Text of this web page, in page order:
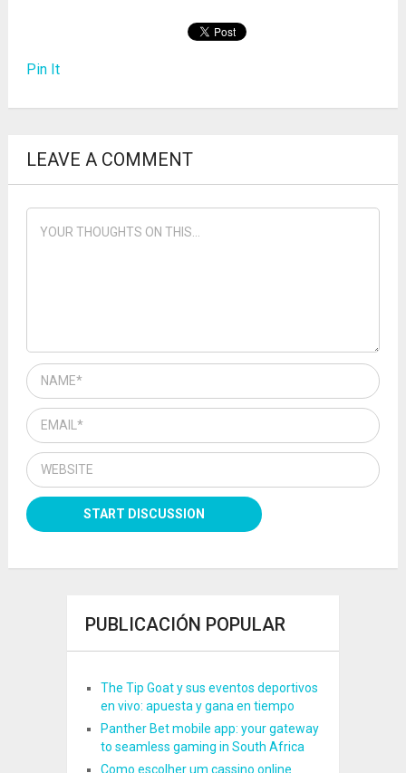
Pin It
LEAVE A COMMENT
PUBLICACIÓN POPULAR
The Tip Goat y sus eventos deportivos
en vivo: apuesta y gana en tiempo
Panther Bet mobile app: your gateway
to seamless gaming in South Africa
Como escolher um cassino online